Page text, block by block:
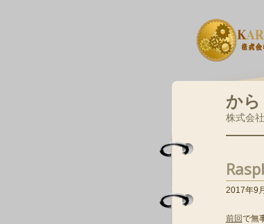
か
株式会
2017年9
前回で無